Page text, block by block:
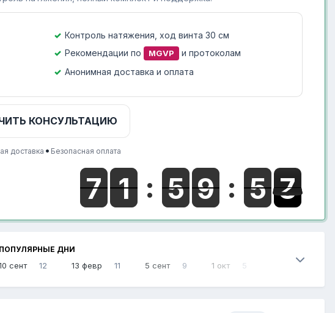
Контроль натяжения, ход винта 30 см
Рекомендации по MGVP
и протоколам
Анонимная доставка и оплата
КОНСУЛЬТАЦИЮ
доставка • Безопасная оплата
ПОПУЛЯРНЫЕ ДНИ
сент 12 13 февр 11 5 сент 9 1 окт 5